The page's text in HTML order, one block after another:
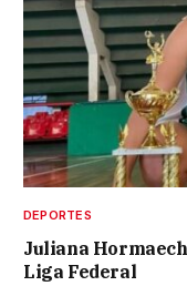
DEPORTES
Juliana
Liga Federal